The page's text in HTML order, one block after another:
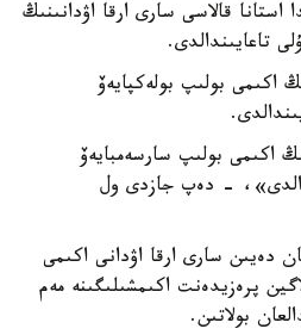
20 - قازاندا استانا قالاسى سارى ارقا اۋدانىنىڭ
تاعايىندالدى.
اكىمى بولىپ بولەكپايەۆ
اكىمى بولىپ سارسەمبايەۆ
- دەپ جازدى ول
دەيىن سارى ارقا اۋدانى اكىمى
پرەزيدەنت اكىمشىلىگىنە مەم
بولاتىن.